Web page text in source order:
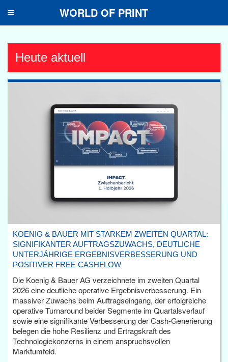
Toggle
WORLD OF PRINT
Heute aktuell
KOENIG & BAUER MIT STARKEM ZWEITEN QUARTAL:
SIGNIFIKANTER AUFTRAGSZUWACHS, DEUTLICHE
UNTERJÄHRIGE ERGEBNISVERBESSERUNG UND
POSITIVER FREE CASHFLOW
Die Koenig & Bauer AG verzeichnete im zweiten Quartal
2026 eine deutliche operative Ergebnisverbesserung. Ein
massiver Zuwachs beim Auftragseingang, der erfolgreiche
operative Turnaround beider Segmente im Quartalsverlauf
sowie eine signifikante Verbesserung der Cash-Generierung
belegen die hohe Resilienz und Ertragskraft des
Technologiekonzerns in einem anspruchsvollen
Marktumfeld.